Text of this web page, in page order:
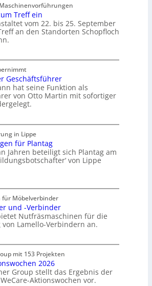
Treff ein
vom 22. bis 25. September
an den Standorten Schopfloch
Geschäftsführer
hat seine Funktion als
von Otto Martin mit sofortiger
in Lippe
für Plantag
Jahren beteiligt sich Plantag am
von Lippe
für Möbelverbinder
und -Verbinder
Nutfräsmaschinen für die
Lamello-Verbindern an.
mit 153 Projekten
2026
Group stellt das Ergebnis der
Aktionswochen vor.